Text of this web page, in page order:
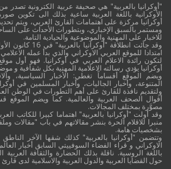
"أوكرانيا بالعربية" هي صحيفة عربية الكترونية تصدر من
الأوكرانية باللغة العربية ساعية بذلك الى تكوين
أوكرانيا مركزة على اهتمامات القارئ العربي، ويتم
ومستمر بالسبق الإخباري، وبتطورات الأحداث على
للاخبار على المهنية والموضوعية والحيادية التامة.
لتكون رائدة الاعلام العربي في أوكرانيا. فهو أول
أوكرانيا يؤدي رسالته الاعلامية المهنية بكل شفافية و
ويضم الموقع أقساماً تغطي: الأخبار السياسية،
المتنوعة، وأخبار الجاليات، وأخبار المسلمين في
ولتقديم نافذة للقارئ على أهم التطورات في الوطن
أقوال الصحف العربية والعالمية. كما ويضم الموقع
مصوَّرة بمختلف المجالات.
وقد أولت "أوكرانيا بالعربية" اهتماما كبيرا للكاتب
منبرا للاقلام الحرة بنشر مقالاتهم في باب "مقالات
بشخصيات هامة.
وتتضمن "أوكرانيا بالعربية" كذلك شقها الآخر الناطق
الاوكراني و قراء الفضاء السوفييتي السابق أخبار
باللغة الروسية. ناقلة بذلك الحضارة والثقافة
حول القضايا العربية والدول العربية والاسلامية لدى